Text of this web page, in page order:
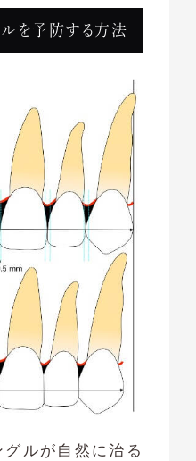
ルを予防する方法
ルが自然に治る